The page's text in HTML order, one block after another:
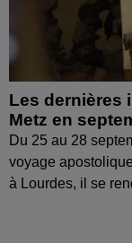
Les dernières
Metz en
Du 25 au 28
voyage
à Lourdes, il se